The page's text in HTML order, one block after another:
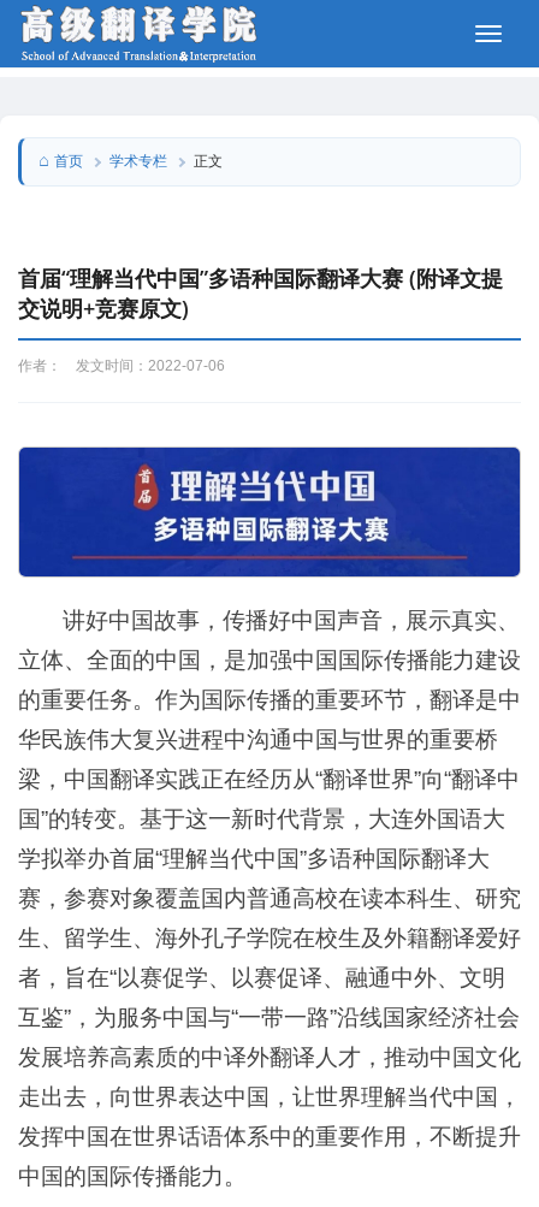
首页 学术专栏 正文
首届“理解当代中国”多语种国际翻译大赛 (附译文提
交说明+竞赛原文)
作者： 发文时间：2022-07-06
讲好中国故事，传播好中国声音，展示真实、
立体、全面的中国，是加强中国国际传播能力建设
的重要任务。作为国际传播的重要环节，翻译是中
华民族伟大复兴进程中沟通中国与世界的重要桥
梁，中国翻译实践正在经历从“翻译世界”向“翻译中
国”的转变。基于这一新时代背景，大连外国语大
学拟举办首届“理解当代中国”多语种国际翻译大
赛，参赛对象覆盖国内普通高校在读本科生、研究
生、留学生、海外孔子学院在校生及外籍翻译爱好
者，旨在“以赛促学、以赛促译、融通中外、文明
互鉴”，为服务中国与“一带一路”沿线国家经济社会
发展培养高素质的中译外翻译人才，推动中国文化
走出去，向世界表达中国，让世界理解当代中国，
发挥中国在世界话语体系中的重要作用，不断提升
中国的国际传播能力。